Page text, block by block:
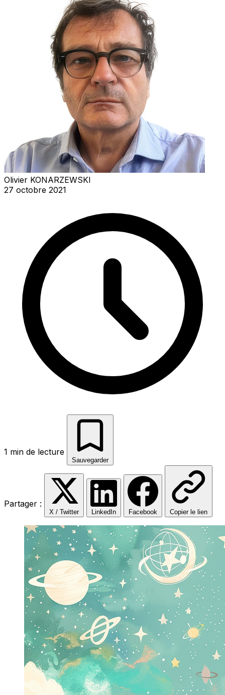
Olivier KONARZEWSKI
27 octobre 2021
1 min de lecture
Sauvegarder
Partager :
X / Twitter LinkedIn Facebook Copier le lien